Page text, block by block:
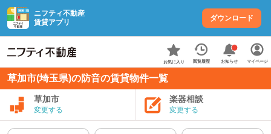
ニフティ不動産
賃貸アプリ
ダウンロード
お気に入り 閲覧履歴 お知らせ マイページ
草加市(埼玉県)の防音の賃貸物件一覧
草加市
変更する
楽器相談
変更する